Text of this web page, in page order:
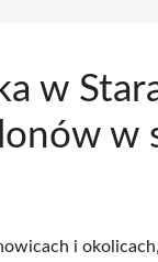
w
i